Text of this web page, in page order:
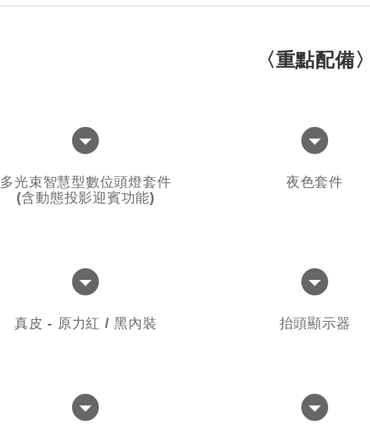
〈重點配備
多光束智慧型數位頭燈套件
(含動態投影迎賓功能)
夜色套件
真皮 - 原力紅 / 黑內裝 抬頭顯示器